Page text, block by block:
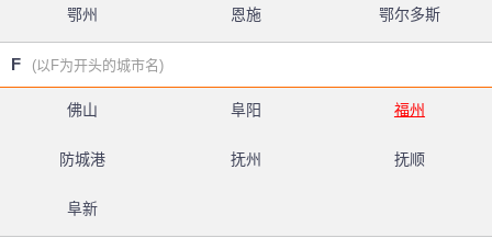
鄂州 恩施 鄂尔多斯
F (以F为开头的城市名)
佛山 阜阳 福州
防城港 抚州 抚顺
阜新